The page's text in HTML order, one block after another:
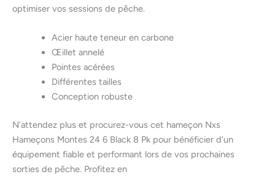
optimiser vos sessions de pêche.
Acier haute teneur en carbone
Œillet annelé
Pointes acérées
Différentes tailles
Conception robuste
N’attendez plus et procurez-vous cet hameçon Nxs
Hameçons Montes 24 6 Black 8 Pk pour bénéficier d’un
équipement fiable et performant lors de vos prochaines
sorties de pêche. Profitez en